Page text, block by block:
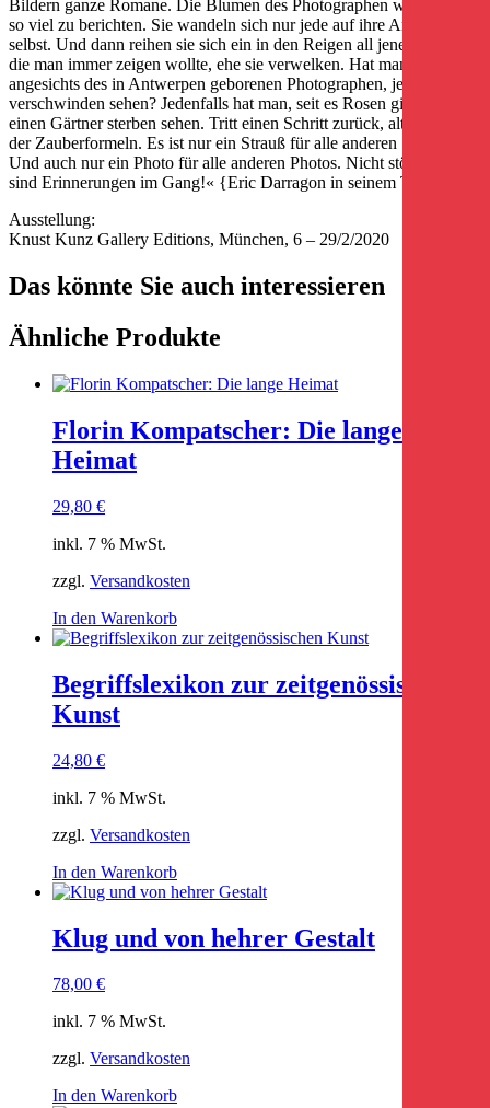
Bildern ganze Romane. Die Blumen des Photographen wissen nicht
so viel zu berichten. Sie wandeln sich nur jede auf ihre Art in sich
selbst. Und dann reihen sie sich ein in den Reigen all jener Blumen,
die man immer zeigen wollte, ehe sie verwelken. Hat man,
angesichts des in Antwerpen geborenen Photographen, je Tulpen
verschwinden sehen? Jedenfalls hat man, seit es Rosen gibt, nie
einen Gärtner sterben sehen. Tritt einen Schritt zurück, alter Leser
der Zauberformeln. Es ist nur ein Strauß für alle anderen Sträuße.
Und auch nur ein Photo für alle anderen Photos. Nicht stören, da
sind Erinnerungen im Gang!« {Eric Darragon in seinem Text)
Ausstellung:
Knust Kunz Gallery Editions, München, 6 – 29/2/2020
Das könnte Sie auch interessieren
Ähnliche Produkte
Florin Kompatscher: Die lange
Heimat
29,80 €
inkl. 7 % MwSt.
zzgl. Versandkosten
In den Warenkorb
Begriffslexikon zur zeitgenössischen
Kunst
24,80 €
inkl. 7 % MwSt.
zzgl. Versandkosten
In den Warenkorb
Klug und von hehrer Gestalt
78,00 €
inkl. 7 % MwSt.
zzgl. Versandkosten
In den Warenkorb